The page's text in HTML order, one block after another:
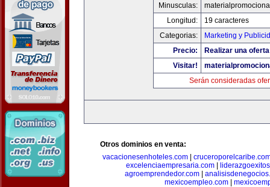
Minusculas:
Longitud:
19 caracteres
Categorias:
Marketing y
Precio:
Realizar una
Visitar!
Serán consideradas
Otros dominios en venta:
vacacionesenhoteles.com
excelenciaempresaria.com
agroemprendedor.com
mexicoempleo.com|